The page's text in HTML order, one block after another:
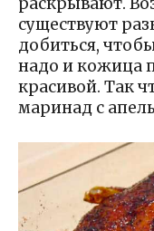
существуют
добиться,
надо и кожица
красивой. Так
маринад с